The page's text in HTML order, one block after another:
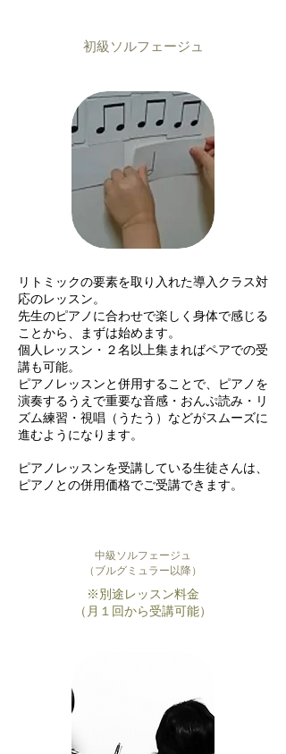
初級ソルフェージュ
リトミックの要素を取り入れた導入クラス対
応のレッスン。
先生のピアノに合わせで楽しく身体で感じる
ことから、まずは始めます。
個人レッスン・２名以上集まればペアでの受
講も可能。
ピアノレッスンと併用することで、ピアノを
演奏するうえで重要な音感・おんぷ読み・リ
ズム練習・視唱（うたう）などがスムーズに
進むようになります。
ピアノレッスンを受講している生徒さんは、
ピアノとの併用価格でご受講できます。
​中級ソルフェージュ
​（ブルグミュラー以降）
​※別途レッスン料金
（月１回から受講可能）